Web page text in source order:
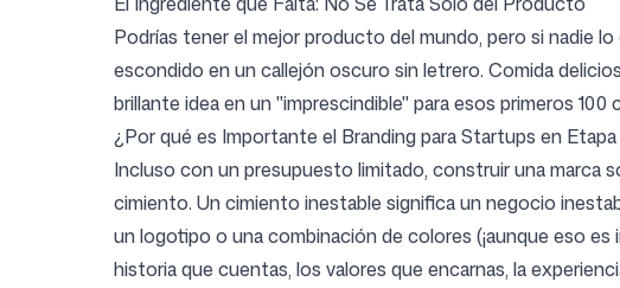
Iniciar sesión Regístrate
Podrías tener el mejor producto del mundo, pero si nadie
escondido en un callejón oscuro sin letrero. Comida
brillante idea en un "imprescindible" para esos primeros
¿Por qué es Importante el Branding para Startups en
Incluso con un presupuesto limitado, construir una marca
cimiento. Un cimiento inestable significa un negocio
un logotipo o una combinación de colores (¡aunque eso
historia que cuentas, los valores que encarnas, la